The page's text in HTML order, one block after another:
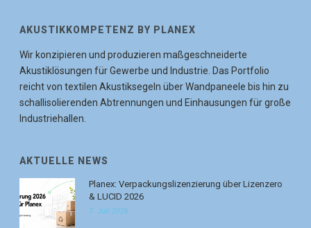
AKUSTIKKOMPETENZ BY PLANEX
Wir konzipieren und produzieren maßgeschneiderte
Akustiklösungen für Gewerbe und Industrie. Das Portfolio
reicht von textilen Akustiksegeln über Wandpaneele bis hin zu
schallisolierenden Abtrennungen und Einhausungen für große
Industriehallen.
AKTUELLE NEWS
Planex: Verpackungslizenzierung über Lizenzero
& LUCID 2026
7. Juli 2026